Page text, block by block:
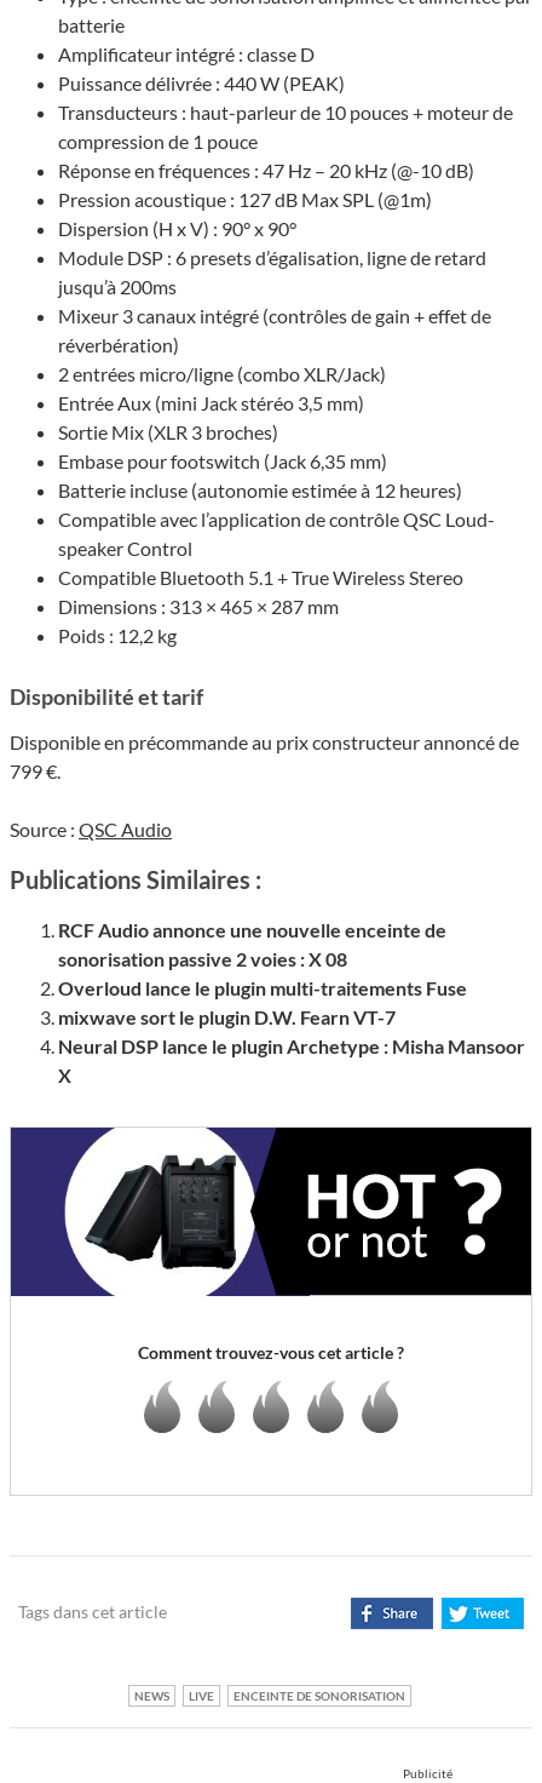
batte­rie
Ampli­fi­ca­teur inté­gré : classe D
Puis­sance déli­vrée : 440 W (PEAK)
Trans­duc­teurs : haut-parleur de 10 pouces + moteur de
compres­sion de 1 pouce
Réponse en fréquences : 47 Hz – 20 kHz (@-10 dB)
Pres­sion acous­tique : 127 dB Max SPL (@1m)
Disper­sion (H x V) : 90° x 90°
Module DSP : 6 presets d’éga­li­sa­tion, ligne de retard
jusqu’à 200ms
Mixeur 3 canaux inté­gré (contrôles de gain + effet de
réver­bé­ra­tion)
2 entrées micro/ligne (combo XLR/Jack)
Entrée Aux (mini Jack stéréo 3,5 mm)
Sortie Mix (XLR 3 broches)
Embase pour foots­witch (Jack 6,35 mm)
Batte­rie incluse (auto­no­mie esti­mée à 12 heures)
Compa­tible avec l’ap­pli­ca­tion de contrôle QSC Loud­
spea­ker Control
Compa­tible Blue­tooth 5.1 + True Wire­less Stereo
Dimen­sions : 313 × 465 × 287 mm
Poids : 12,2 kg
Dispo­ni­bi­lité et tarif
Dispo­nible en précommande au prix construc­teur annoncé de
799 €.
Source : QSC Audio
Publications Similaires :
RCF Audio annonce une nouvelle enceinte de
sonorisation passive 2 voies : X 08
Overloud lance le plugin multi-traitements Fuse
mixwave sort le plugin D.W. Fearn VT-7
Neural DSP lance le plugin Archetype : Misha Mansoor
X
Comment trouvez-vous cet article ?
Tags dans cet article
NEWS LIVE ENCEINTE DE SONORISATION
Publicité